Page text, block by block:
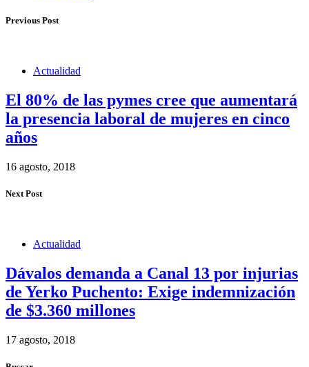
Previous Post
Actualidad
El 80% de las pymes cree que aumentará
la presencia laboral de mujeres en cinco
años
16 agosto, 2018
Next Post
Actualidad
Dávalos demanda a Canal 13 por injurias
de Yerko Puchento: Exige indemnización
de $3.360 millones
17 agosto, 2018